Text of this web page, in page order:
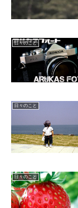
日々のこと
日々のこと
日々のこと